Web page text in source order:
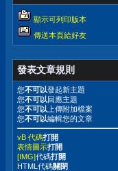
顯示可列印版本
傳送本頁給好友
發表文章規則
您不可以發起新主題
您不可以回應主題
您不可以 上傳附加檔案
您不可以編輯您的文章
vB 代碼打開
表情圖示打開
[IMG]代碼打開
HTML代碼關閉